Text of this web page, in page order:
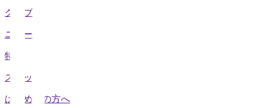
クラブ
ニュース
特集
スタッツ
はじめての方へ